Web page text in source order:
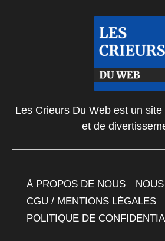
Les Crieurs Du Web est un
et de
À PROPOS DE NOUS
CGU / MENTIONS LÉGALES
POLITIQUE DE